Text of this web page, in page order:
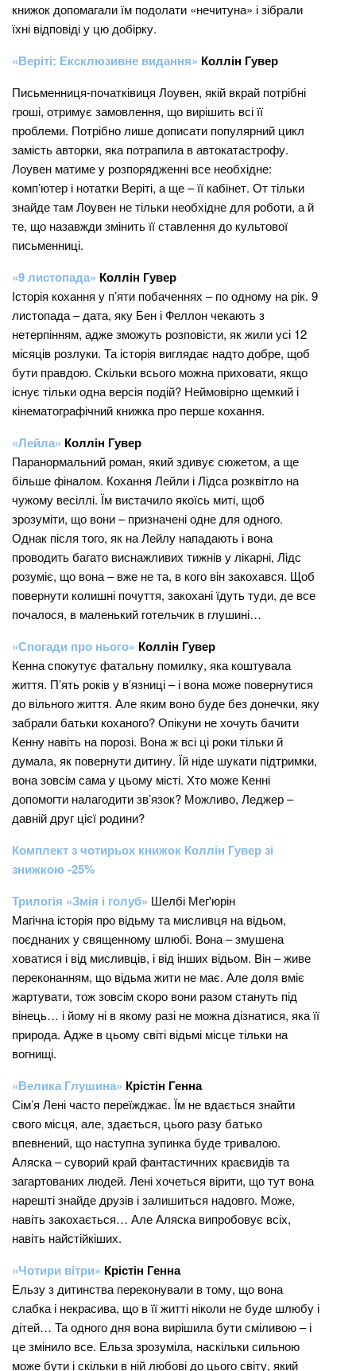
книжок допомагали їм подолати «нечитуна» і зібрали
їхні відповіді у цю добірку.
«Веріті: Ексклюзивне видання» Коллін Гувер
Письменниця-початківиця Лоувен, якій вкрай потрібні
гроші, отримує замовлення, що вирішить всі її
проблеми. Потрібно лише дописати популярний цикл
замість авторки, яка потрапила в автокатастрофу.
Лоувен матиме у розпорядженні все необхідне:
комп’ютер і нотатки Веріті, а ще – її кабінет. От тільки
знайде там Лоувен не тільки необхідне для роботи, а й
те, що назавжди змінить її ставлення до культової
письменниці.
«9 листопада» Коллін Гувер
Історія кохання у п’яти побаченнях – по одному на рік. 9
листопада – дата, яку Бен і Феллон чекають з
нетерпінням, адже зможуть розповісти, як жили усі 12
місяців розлуки. Та історія виглядає надто добре, щоб
бути правдою. Скільки всього можна приховати, якщо
існує тільки одна версія подій? Неймовірно щемкий і
кінематографічний книжка про перше кохання.
«Лейла» Коллін Гувер
Паранормальний роман, який здивує сюжетом, а ще
більше фіналом. Кохання Лейли і Лідса розквітло на
чужому весіллі. Їм вистачило якоїсь миті, щоб
зрозуміти, що вони – призначені одне для одного.
Однак після того, як на Лейлу нападають і вона
проводить багато виснажливих тижнів у лікарні, Лідс
розуміє, що вона – вже не та, в кого він закохався. Щоб
повернути колишні почуття, закохані їдуть туди, де все
почалося, в маленький готельчик в глушині…
«Спогади про нього» Коллін Гувер
Кенна спокутує фатальну помилку, яка коштувала
життя. П’ять років у в’язниці – і вона може повернутися
до вільного життя. Але яким воно буде без донечки, яку
забрали батьки коханого? Опікуни не хочуть бачити
Кенну навіть на порозі. Вона ж всі ці роки тільки й
думала, як повернути дитину. Їй ніде шукати підтримки,
вона зовсім сама у цьому місті. Хто може Кенні
допомогти налагодити зв’язок? Можливо, Леджер –
давній друг цієї родини?
Комплект з чотирьох книжок Коллін Гувер зі
знижкою -25%
Трилогія «Змія і голуб» Шелбі Мег'юрін
Магічна історія про відьму та мисливця на відьом,
поєднаних у священному шлюбі. Вона – змушена
ховатися і від мисливців, і від інших відьом. Він – живе
переконанням, що відьма жити не має. Але доля вміє
жартувати, тож зовсім скоро вони разом стануть під
вінець… і йому ні в якому разі не можна дізнатися, яка її
природа. Адже в цьому світі відьмі місце тільки на
вогнищі.
«Велика Глушина» Крістін Генна
Сім’я Лені часто переїжджає. Їм не вдається знайти
свого місця, але, здається, цього разу батько
впевнений, що наступна зупинка буде тривалою.
Аляска – суворий край фантастичних краєвидів та
загартованих людей. Лені хочеться вірити, що тут вона
нарешті знайде друзів і залишиться надовго. Може,
навіть закохається… Але Аляска випробовує всіх,
навіть найстійкіших.
«Чотири вітри» Крістін Генна
Ельзу з дитинства переконували в тому, що вона
слабка і некрасива, що в її житті ніколи не буде шлюбу і
дітей… Та одного дня вона вирішила бути сміливою – і
це змінило все. Ельза зрозуміла, наскільки сильною
може бути і скільки в ній любові до цього світу, який